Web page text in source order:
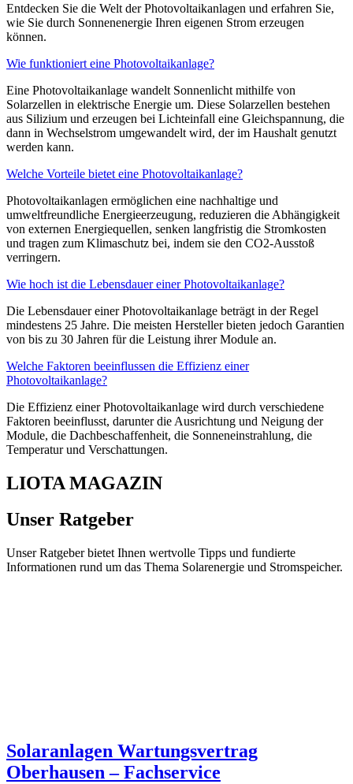
Entdecken Sie die Welt der Photovoltaikanlagen und erfahren Sie,
wie Sie durch Sonnenenergie Ihren eigenen Strom erzeugen
können.
Wie funktioniert eine Photovoltaikanlage?
Eine Photovoltaikanlage wandelt Sonnenlicht mithilfe von
Solarzellen in elektrische Energie um. Diese Solarzellen bestehen
aus Silizium und erzeugen bei Lichteinfall eine Gleichspannung, die
dann in Wechselstrom umgewandelt wird, der im Haushalt genutzt
werden kann.
Welche Vorteile bietet eine Photovoltaikanlage?
Photovoltaikanlagen ermöglichen eine nachhaltige und
umweltfreundliche Energieerzeugung, reduzieren die Abhängigkeit
von externen Energiequellen, senken langfristig die Stromkosten
und tragen zum Klimaschutz bei, indem sie den CO2-Ausstoß
verringern.
Wie hoch ist die Lebensdauer einer Photovoltaikanlage?
Die Lebensdauer einer Photovoltaikanlage beträgt in der Regel
mindestens 25 Jahre. Die meisten Hersteller bieten jedoch Garantien
von bis zu 30 Jahren für die Leistung ihrer Module an.
Welche Faktoren beeinflussen die Effizienz einer
Photovoltaikanlage?
Die Effizienz einer Photovoltaikanlage wird durch verschiedene
Faktoren beeinflusst, darunter die Ausrichtung und Neigung der
Module, die Dachbeschaffenheit, die Sonneneinstrahlung, die
Temperatur und Verschattungen.
LIOTA MAGAZIN
Unser Ratgeber
Unser Ratgeber bietet Ihnen wertvolle Tipps und fundierte
Informationen rund um das Thema Solarenergie und Stromspeicher.
Solaranlagen Wartungsvertrag
Oberhausen – Fachservice